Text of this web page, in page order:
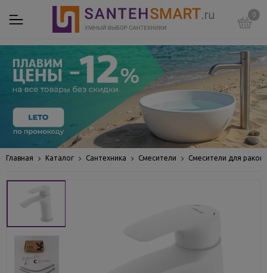
0
Главная Каталог Сантехника Смесители Смесители для